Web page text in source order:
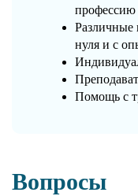
профессию
Различные
нуля и с
Помощь с
Вопросы